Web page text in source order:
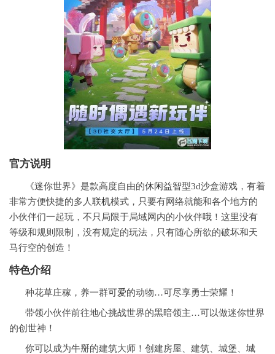
官方说明
《迷你世界》是款高度自由的休闲益智型3d沙盒游戏，有着
非常方便快捷的多人联机模式，只要有网络就能和各个地方的
小伙伴们一起玩，不只局限于局域网内的小伙伴哦！这里没有
等级和规则限制，没有规定的玩法，只有随心所欲的破坏和天
马行空的创造！
特色介绍
种花草庄稼，养一群可爱的动物…可尽享勇士荣耀！
带领小伙伴前往地心挑战世界的黑暗领主…可以做迷你世界
的创世神！
你可以成为牛掰的建筑大师！创建房屋、建筑、城堡、城